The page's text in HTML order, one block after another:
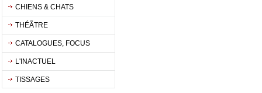
CHIENS & CHATS
THÉÃTRE
CATALOGUES, FOCUS
L'INACTUEL
TISSAGES